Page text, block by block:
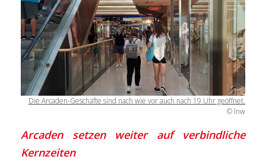
Die Arcaden-Geschäfte sind nach wie vor auch nach 19 Uhr geöffnet.
© lnw
Arcaden setzen weiter auf verbindliche
Kernzeiten